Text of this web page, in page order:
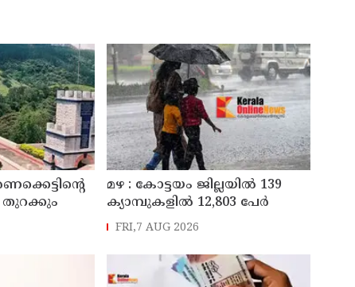
തുറക്കും
മഴ : കോട്ടയം ജില്ലയിൽ 139
ക്യാമ്പുകളിൽ 12,803 പേര്‍
FRI,7 AUG 2026